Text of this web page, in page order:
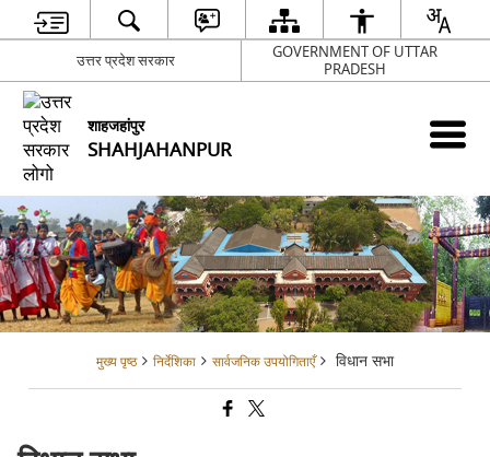
उत्तर प्रदेश सरकार
GOVERNMENT OF UTTAR
PRADESH
शाहजहांपुर
SHAHJAHANPUR
मुख्य पृष्ठ निर्देशिका सार्वजनिक उपयोगिताएँ विधान सभा